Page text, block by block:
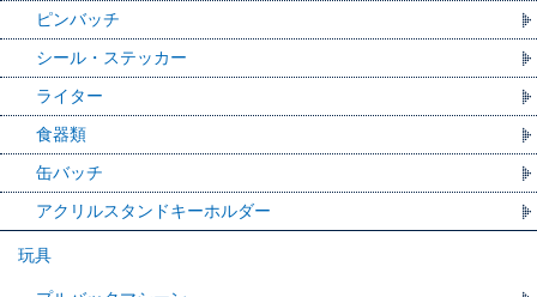
ピンバッチ
シール・ステッカー
ライター
食器類
缶バッチ
アクリルスタンドキーホルダー
玩具